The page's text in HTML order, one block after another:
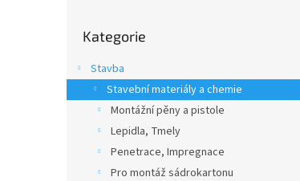
a
n
kategorie
Kategorie
Stavba
Stavební materiály a chemie
Montážní pěny a pistole
Lepidla, Tmely
Penetrace, Impregnace
Pro montáž sádrokartonu